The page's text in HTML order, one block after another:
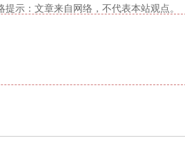
提示：文章来自网络，不代表本站观点。